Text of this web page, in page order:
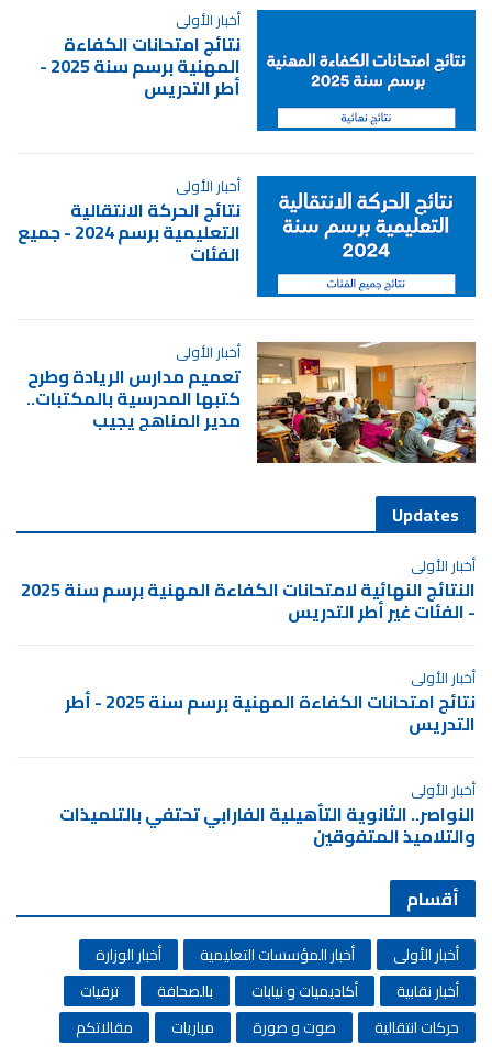
أخبار الأولى
نتائج امتحانات الكفاءة
المهنية برسم سنة 2025 -
أطر التدريس
أخبار الأولى
نتائج الحركة الانتقالية
التعليمية برسم 2024 - جميع
الفئات
أخبار الأولى
تعميم مدارس الريادة وطرح
كتبها المدرسية بالمكتبات..
مدير المناهج يجيب
Updates
أخبار الأولى
النتائج النهائية لامتحانات الكفاءة المهنية برسم سنة 2025
- الفئات غير أطر التدريس
أخبار الأولى
نتائج امتحانات الكفاءة المهنية برسم سنة 2025 - أطر
التدريس
أخبار الأولى
النواصر.. الثانوية التأهيلية الفارابي تحتفي بالتلميذات
والتلاميذ المتفوقين
أقسام
أخبار الأولى أخبار المؤسسات التعليمية
أخبار الوزارة
أخبار نقابية
أكاديميات و نيابات بالصحافة
ترقيات
حركات انتقالية
صوت و صورة مباريات مقالاتكم